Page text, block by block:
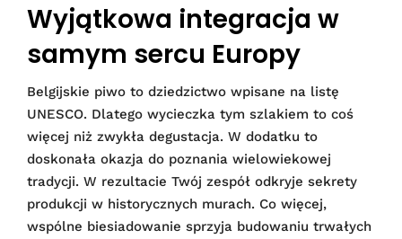
Wyjątkowa integracja w
samym sercu Europy
Belgijskie piwo to dziedzictwo wpisane na listę
UNESCO. Dlatego wycieczka tym szlakiem to coś
więcej niż zwykła degustacja. W dodatku to
doskonała okazja do poznania wielowiekowej
tradycji. W rezultacie Twój zespół odkryje sekrety
produkcji w historycznych murach. Co więcej,
wspólne biesiadowanie sprzyja budowaniu trwałych